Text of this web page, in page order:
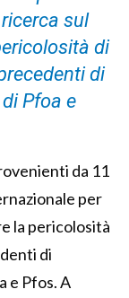
sul
di
di
Pfoa e
da 11
per
la pericolosità
di
e Pfos. A